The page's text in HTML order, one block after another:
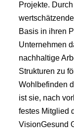
Projekte.
Basis in ihren
Unternehmen
nachhaltige
Strukturen zu
Wohlbefinden
ist sie, nach
festes Mitglied
VisionGesund